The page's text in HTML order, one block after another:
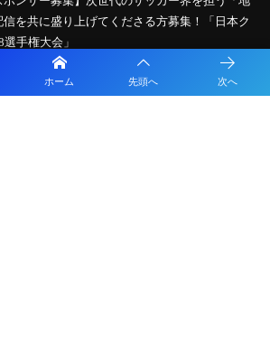
ホーム 先頭へ 次へ
を共に盛り上げてくださる方募集！「日本ク
手権大会」
カー新ルール】親子で学ぶ！「もっとスピーデ
への変化